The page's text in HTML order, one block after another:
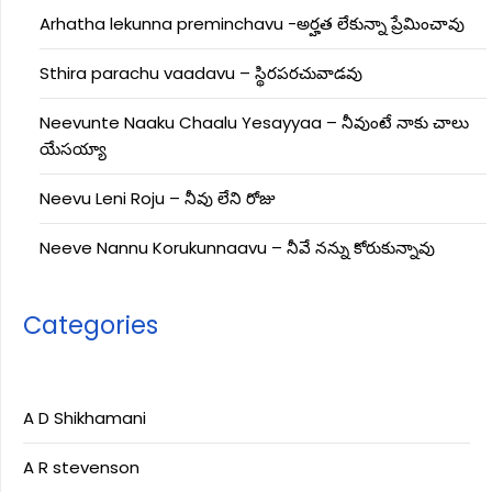
Arhatha lekunna preminchavu -అర్హత లేకున్నా ప్రేమించావు
Sthira parachu vaadavu – స్థిరపరచువాడవు
Neevunte Naaku Chaalu Yesayyaa – నీవుంటే నాకు చాలు
యేసయ్యా
Neevu Leni Roju – నీవు లేని రోజు
Neeve Nannu Korukunnaavu – నీవే నన్ను కోరుకున్నావు
Categories
A D Shikhamani
A R stevenson